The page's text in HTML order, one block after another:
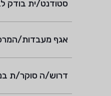
סטודנט/ית בודק
אגף מעבדות/
דרוש/ה סוקר/ת